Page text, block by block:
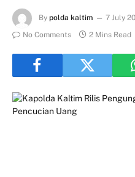
By polda kaltim 7 July
No Comments
2 Mins Read